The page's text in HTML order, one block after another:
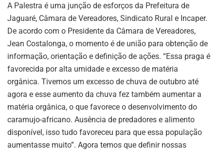
A Palestra é uma junção de esforços da Prefeitura de
Jaguaré, Câmara de Vereadores, Sindicato Rural e Incaper.
De acordo com o Presidente da Câmara de Vereadores,
Jean Costalonga, o momento é de união para obtenção de
informação, orientação e definição de ações. “Essa praga é
favorecida por alta umidade e excesso de matéria
orgânica. Tivemos um excesso de chuva de outubro até
agora e esse aumento da chuva fez também aumentar a
matéria orgânica, o que favorece o desenvolvimento do
caramujo-africano. Ausência de predadores e alimento
disponível, isso tudo favoreceu para que essa população
aumentasse muito”. Agora temos que definir nossas